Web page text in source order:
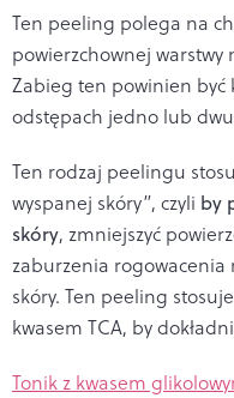
Ten peeling polega na
powierzchownej warstwy
Zabieg ten powinien być
odstępach jedno lub
Ten rodzaj peelingu
wyspanej skóry”, czyli by
skóry, zmniejszyć
zaburzenia
skóry. Ten peeling
kwasem TCA, by
Tonik z kwasem